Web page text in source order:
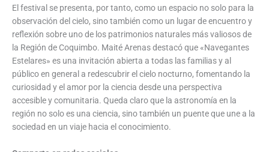
El festival se presenta, por tanto, como un espacio no solo para la
observación del cielo, sino también como un lugar de encuentro y
reflexión sobre uno de los patrimonios naturales más valiosos de
la Región de Coquimbo. Maité Arenas destacó que «Navegantes
Estelares» es una invitación abierta a todas las familias y al
público en general a redescubrir el cielo nocturno, fomentando la
curiosidad y el amor por la ciencia desde una perspectiva
accesible y comunitaria. Queda claro que la astronomía en la
región no solo es una ciencia, sino también un puente que une a la
sociedad en un viaje hacia el conocimiento.